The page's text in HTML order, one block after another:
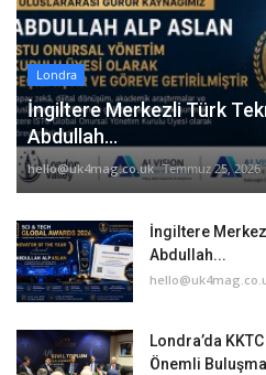
Londra
İngiltere Merkezli Türk
Abdullah...
hello@uk4mag.co.uk Temmuz 25, 2026
İngiltere
Abdullah...
Londra’da
Önemli Buluşma